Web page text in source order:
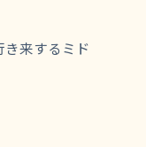
来するミド